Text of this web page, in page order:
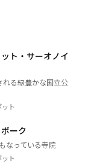
ト・サーオノイ
れる緑豊かな国立公
ト
ーク
なっている寺院
ト